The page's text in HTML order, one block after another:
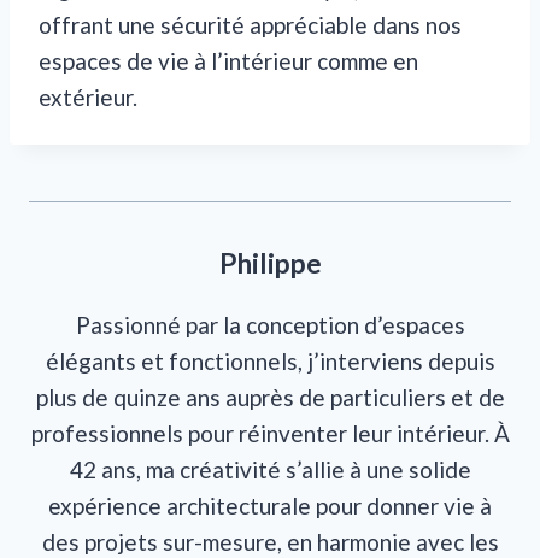
offrant une sécurité appréciable dans nos
espaces de vie à l’intérieur comme en
extérieur.
Philippe
Passionné par la conception d’espaces
élégants et fonctionnels, j’interviens depuis
plus de quinze ans auprès de particuliers et de
professionnels pour réinventer leur intérieur. À
42 ans, ma créativité s’allie à une solide
expérience architecturale pour donner vie à
des projets sur-mesure, en harmonie avec les